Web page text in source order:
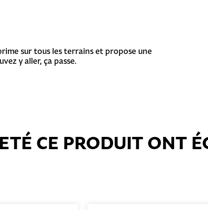
sur tous les terrains et propose une
y aller, ça passe.
CE PRODUIT ONT